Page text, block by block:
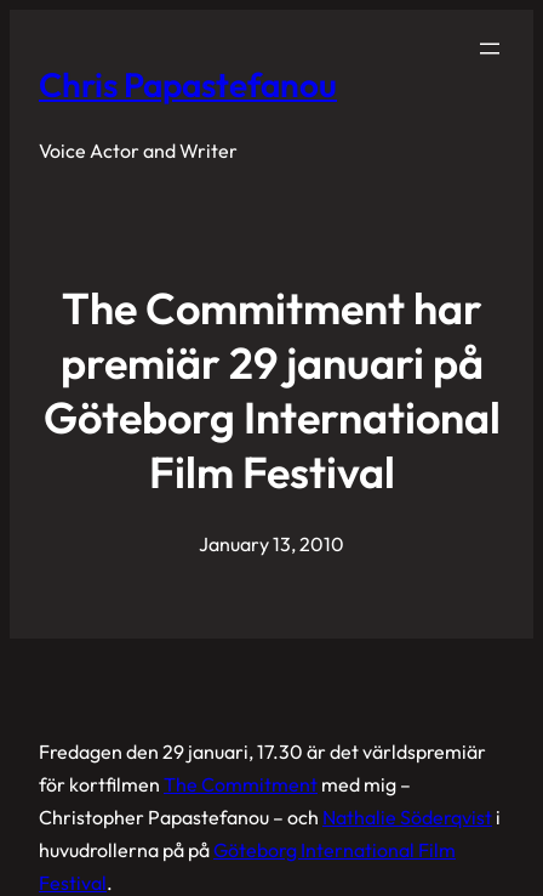
Chris Papastefanou
Voice Actor and Writer
The Commitment har
premiär 29 januari på
Göteborg International
Film Festival
January 13, 2010
Fredagen den 29 januari, 17.30 är det världspremiär
för kortfilmen The Commitment med mig –
Christopher Papastefanou – och Nathalie Söderqvist i
huvudrollerna på påGöteborg International Film
Festival.